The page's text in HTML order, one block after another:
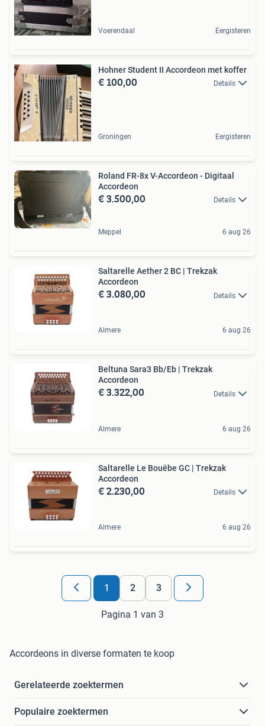
Voerendaal Eergisteren
Hohner Student II Accordeon met koffer
€ 100,00 Details
Groningen Eergisteren
Roland FR-8x V-Accordeon - Digitaal
Accordeon
€ 3.500,00 Details
Meppel 6 aug 26
Saltarelle Aether 2 BC | Trekzak
Accordeon
€ 3.080,00 Details
Almere 6 aug 26
Beltuna Sara3 Bb/Eb | Trekzak
Accordeon
€ 3.322,00 Details
Almere 6 aug 26
Saltarelle Le Bouëbe GC | Trekzak
Accordeon
€ 2.230,00 Details
Almere 6 aug 26
1 2 3
Pagina 1 van 3
Accordeons in diverse formaten te koop
Gerelateerde zoektermen
Populaire zoektermen